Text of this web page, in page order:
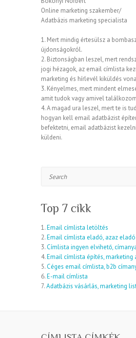
Online marketing szakember/
Adatbázis marketing specialista
1. Mert mindig értesülsz a
újdonságokról.
2. Biztonságban leszel, mert
jogi hézagok, az email címlista
marketing és hírlevél kiküldés
3. Kényelmes, mert mindent
amit tudok vagy amivel
4. A magad ura leszel, mert te is
hogyan kell email adatbázist
befektetni, email adatbázist
küldeni.
Top 7 cikk
1.Email címlista letöltés
2.Email címlista eladó, azaz
3.Címlista ingyen elvihető,
4.Email címlista építés, marketing
5.Céges email címlista, b2b
6.E-mail címlista
7.Adatbázis vásárlás, marketing